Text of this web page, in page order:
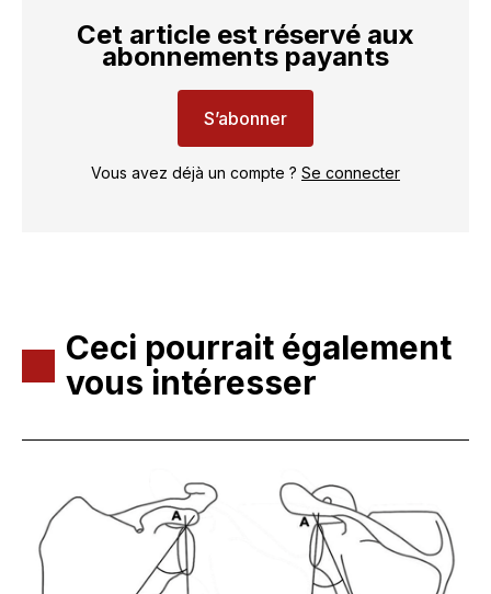
Cet article est réservé aux
abonnements payants
S’abonner
Vous avez déjà un compte ? Se connecter
Ceci pourrait également
vous intéresser